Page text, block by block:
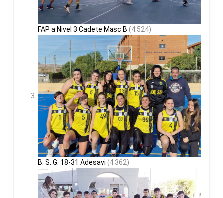
FAP a Nivel 3 Cadete Masc B (4.524)
B. S. G. 18-31 Adesavi (4.362)